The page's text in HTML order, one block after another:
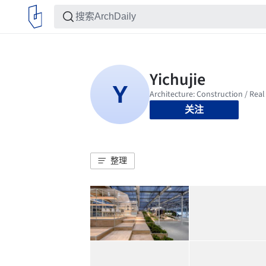
关注
整理